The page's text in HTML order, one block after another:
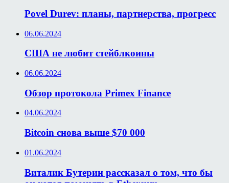
Povel Durev: планы, партнерства, прогресс
06.06.2024
США не любит стейблкоины
06.06.2024
Обзор протокола Primex Finance
04.06.2024
Bitcoin снова выше $70 000
01.06.2024
Виталик Бутерин рассказал о том, что бы